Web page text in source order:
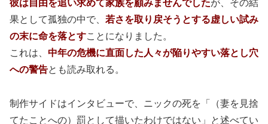
彼は自由を追い求めて家族を顧みませんでしたが、その結
果として孤独の中で、 若さを取り戻そうとする虚しい試み
の末に命を落とすことになりました。
これは、 中年の危機に直面した人々が陥りやすい落とし穴
への警告とも読み取れる。
制作サイドはインタビューで、ニックの死を「（妻を見捨
てたことへの）罰として描いたわけではない」と述べてい